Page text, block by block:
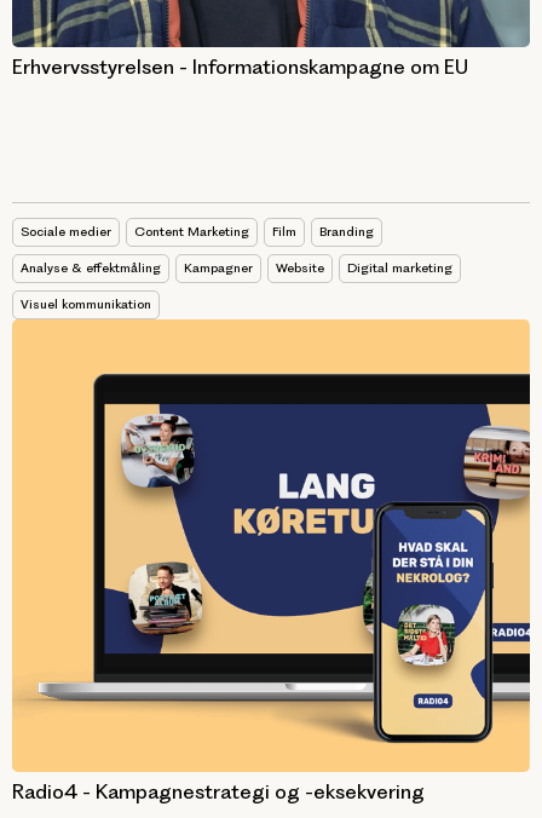
Erhvervsstyrelsen - Informationskampagne om EU
Sociale medier Content Marketing Film Branding
Analyse & effektmåling Kampagner Website Digital marketing
Visuel kommunikation
Radio4 - Kampagnestrategi og -eksekvering